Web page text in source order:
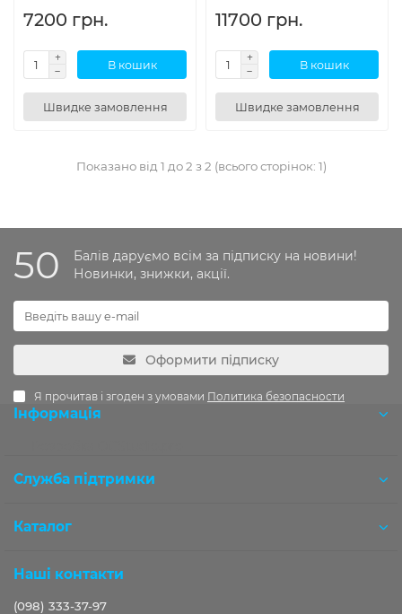
7200 грн.
В кошик
Швидке замовлення
11700 грн.
В кошик
Швидке замовлення
Показано від 1 до 2 з 2 (всього сторінок: 1)
50
Балів даруємо всім за підписку на новини!
Новинки, знижки, акції.
Оформити підписку
Я прочитав і згоден з умовами Политика безопасности
Інформація
Служба підтримки
Каталог
Наші контакти
(098) 333-37-97